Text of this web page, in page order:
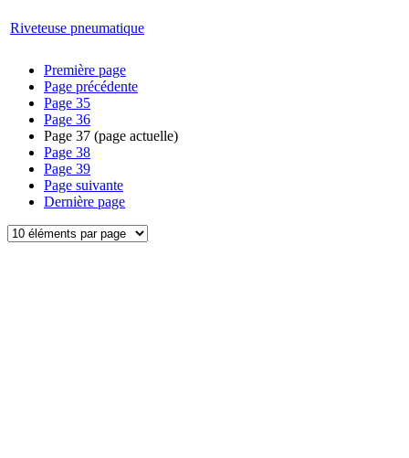
Riveteuse pneumatique
Première page
Page précédente
Page 35
Page 36
Page 37 (page actuelle)
Page 38
Page 39
Page suivante
Dernière page